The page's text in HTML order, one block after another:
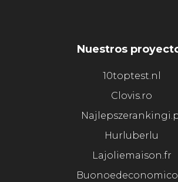
Nuestros
10toptest.nl
Clovis.ro
Hurluberlu
Lajoliemaison.fr